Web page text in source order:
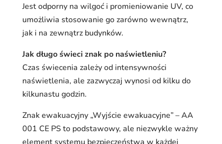
Jest odporny na wilgoć i promieniowanie UV, co
umożliwia stosowanie go zarówno wewnątrz,
jak i na zewnątrz budynków.
Jak długo świeci znak po naświetleniu?
Czas świecenia zależy od intensywności
naświetlenia, ale zazwyczaj wynosi od kilku do
kilkunastu godzin.
Znak ewakuacyjny „Wyjście ewakuacyjne” – AA
001 CE PS to podstawowy, ale niezwykle ważny